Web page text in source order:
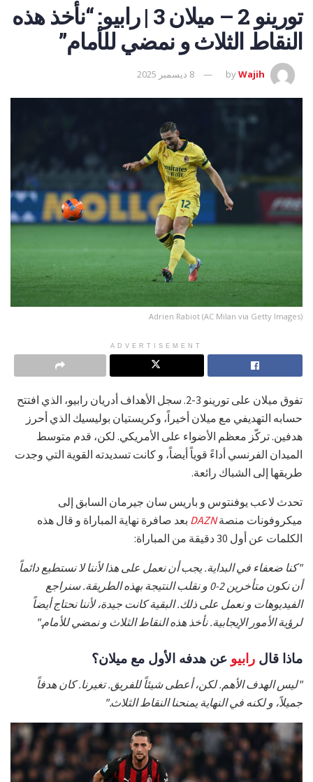
تورينو 2 – ميلان 3 | رابيو: “نأخذ هذه
النقاط الثلاث و نمضي للأمام”
byWajih 8 ديسمبر 2025
Adrien Rabiot (AC Milan via Getty Images)
ADVERTISEMENT
تفوق ميلان على تورينو 3-2. سجل الأهداف أدريان رابيو، الذي افتتح
حسابه التهديفي مع ميلان أخيراً، وكريستيان بوليسيك الذي أحرز
هدفين. تركّز معظم الأضواء على الأمريكي. لكن، قدم متوسط
الميدان الفرنسي أداءً قوياً أيضاً، و كانت تسديدته القوية التي وجدت
طريقها إلى الشباك رائعة.
تحدث لاعب يوفنتوس و باريس سان جيرمان السابق إلى
ميكروفونات منصةDAZN بعد صافرة نهاية المباراة و قال هذه
الكلمات عن أول 30 دقيقة من المباراة:
"كنا ضعفاء في البداية. يجب أن نعمل على هذا لأننا لا نستطيع دائماً
أن نكون متأخرين 2-0 و نقلب النتيجة بهذه الطريقة. سنراجع
الفيديوهات و نعمل على ذلك. البقية كانت جيدة، لأننا نحتاج أيضاً
لرؤية الأمور الإيجابية. نأخذ هذه النقاط الثلاث و نمضي للأمام."
ماذا قال رابيو عن هدفه الأول مع ميلان؟
"ليس الهدف الأهم. لكن، أعطى شيئاً للفريق. تغيرنا. كان هدفاً
جميلاً، و لكنه في النهاية يمنحنا النقاط الثلاث."